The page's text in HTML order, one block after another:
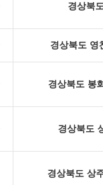
경상북
경상북도 영
경상북도 봉
경상북도
경상북도 상